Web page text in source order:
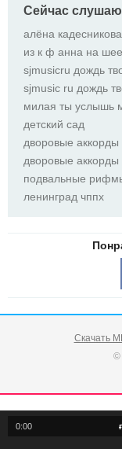
Сейчас
алёна кадесникова
из к ф анна на шее
sjmusicru дождь
sjmusic ru дождь
милая ты услышь
детский сад
дворовые аккорды
дворовые аккорды
подвальные
ленинград чппх
Скачать
©
0:00